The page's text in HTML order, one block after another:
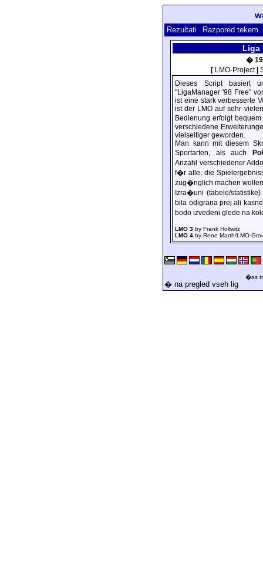
Rezultati Razpored tekem
Liga
�
[ LMO-Project|
Dieses Script basiert
"LigaManager '98 Free"
ist eine stark verbesserte
ist der LMO auf sehr
Bedienung erfolgt
verschiedene
vielseitiger geworden.
Man kann mit diesem
Sportarten, als auch
Anzahl verschiedener
f�r alle, die
zug�nglich machen
Izra�uni (tabele/
bila odigrana prej ali
bodo izvedeni glede na
LMO 3 by Frank Hollwitz
LMO 4 by Rene Marth/LMO-
� na pregled vseh lig
�as